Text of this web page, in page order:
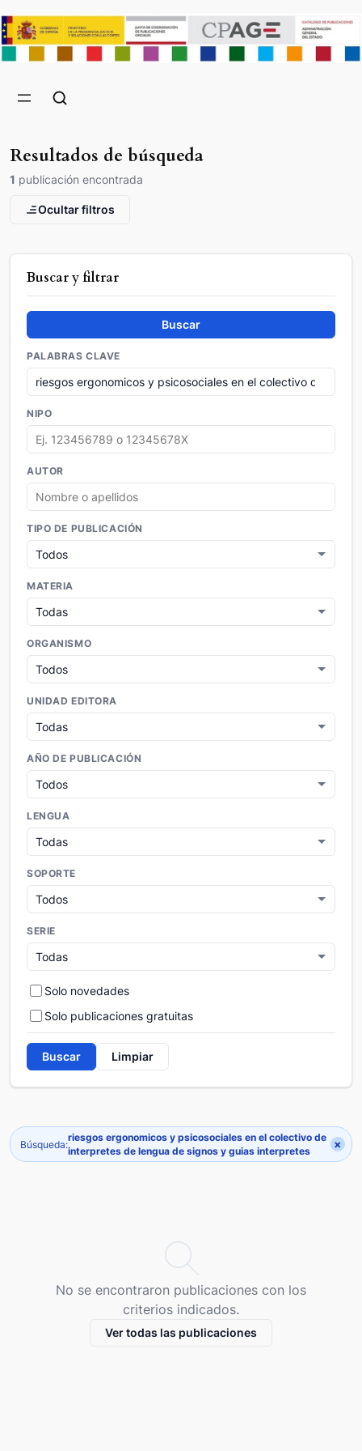
Resultados de búsqueda
1 publicación encontrada
Ocultar filtros
Buscar y filtrar
Buscar
PALABRAS CLAVE
NIPO
AUTOR
TIPO DE PUBLICACIÓN
MATERIA
ORGANISMO
UNIDAD EDITORA
AÑO DE PUBLICACIÓN
LENGUA
SOPORTE
SERIE
Solo novedades
Solo publicaciones gratuitas
Buscar Limpiar
Búsqueda:
riesgos ergonomicos y psicosociales en el colectivo de
interpretes de lengua de signos y guias interpretes
×
No se encontraron publicaciones con los
criterios indicados.
Ver todas las publicaciones